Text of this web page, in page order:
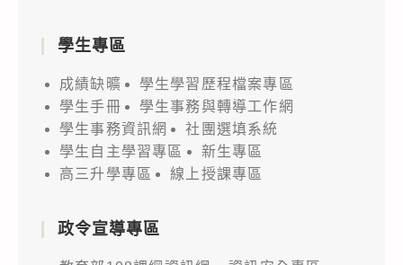
學生專區
成績缺曠
學生學習歷程檔案專區
學生手冊
學生事務與轉導工作網
學生事務資訊網
社團選填系統
學生自主學習專區
新生專區
高三升學專區
線上授課專區
政令宣導專區